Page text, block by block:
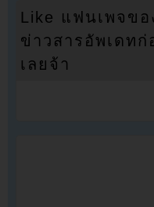
Like แฟนเพจขอ
ข่าวสารอัพเดท
เลยจ้า